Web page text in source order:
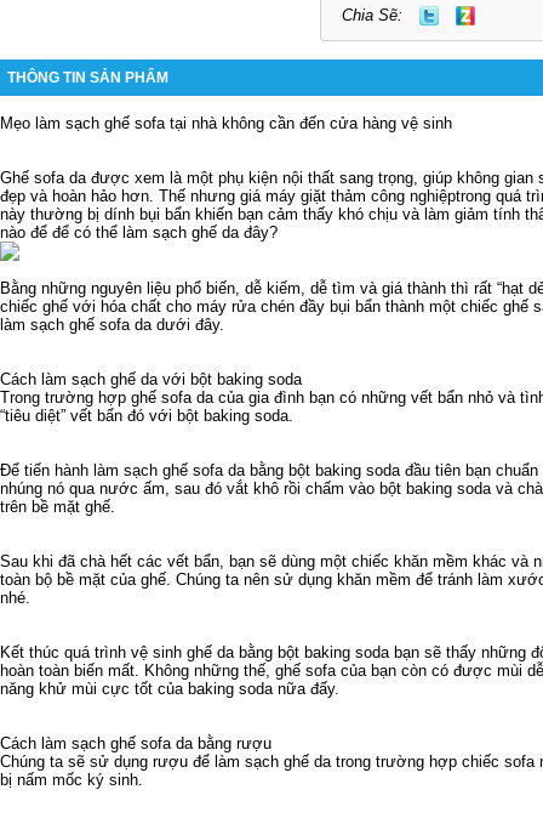
Chia Sẽ:
THÔNG TIN SẢN PHẨM
Mẹo làm sạch ghế sofa tại nhà không cần đến cửa hàng vệ sinh
Ghế sofa da được xem là một phụ kiện nội thất sang trọng, giúp không gian
đẹp và hoàn hảo hơn. Thế nhưng giá máy giặt thảm công nghiệptrong quá
này thường bị dính bụi bẩn khiến bạn cảm thấy khó chịu và làm giảm tính
nào để để có thể làm sạch ghế da đây?
Bằng những nguyên liệu phổ biến, dễ kiếm, dễ tìm và giá thành thì rất “hạt
chiếc ghế với hóa chất cho máy rửa chén đầy bụi bẩn thành một chiếc ghế
làm sạch ghế sofa da dưới đây.
Cách làm sạch ghế da với bột baking soda
Trong trường hợp ghế sofa da của gia đình bạn có những vết bẩn nhỏ và
“tiêu diệt” vết bẩn đó với bột baking soda.
Để tiến hành làm sạch ghế sofa da bằng bột baking soda đầu tiên bạn
nhúng nó qua nước ấm, sau đó vắt khô rồi chấm vào bột baking soda và
trên bề mặt ghế.
Sau khi đã chà hết các vết bẩn, bạn sẽ dùng một chiếc khăn mềm khác và
toàn bộ bề mặt của ghế. Chúng ta nên sử dụng khăn mềm để tránh làm
nhé.
Kết thúc quá trình vệ sinh ghế da bằng bột baking soda bạn sẽ thấy những
hoàn toàn biến mất. Không những thế, ghế sofa của bạn còn có được mùi
năng khử mùi cực tốt của baking soda nữa đấy.
Cách làm sạch ghế sofa da bằng rượu
Chúng ta sẽ sử dụng rượu để làm sạch ghế da trong trường hợp chiếc sofa
bị nấm mốc ký sinh.